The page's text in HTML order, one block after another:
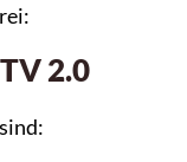
2.0